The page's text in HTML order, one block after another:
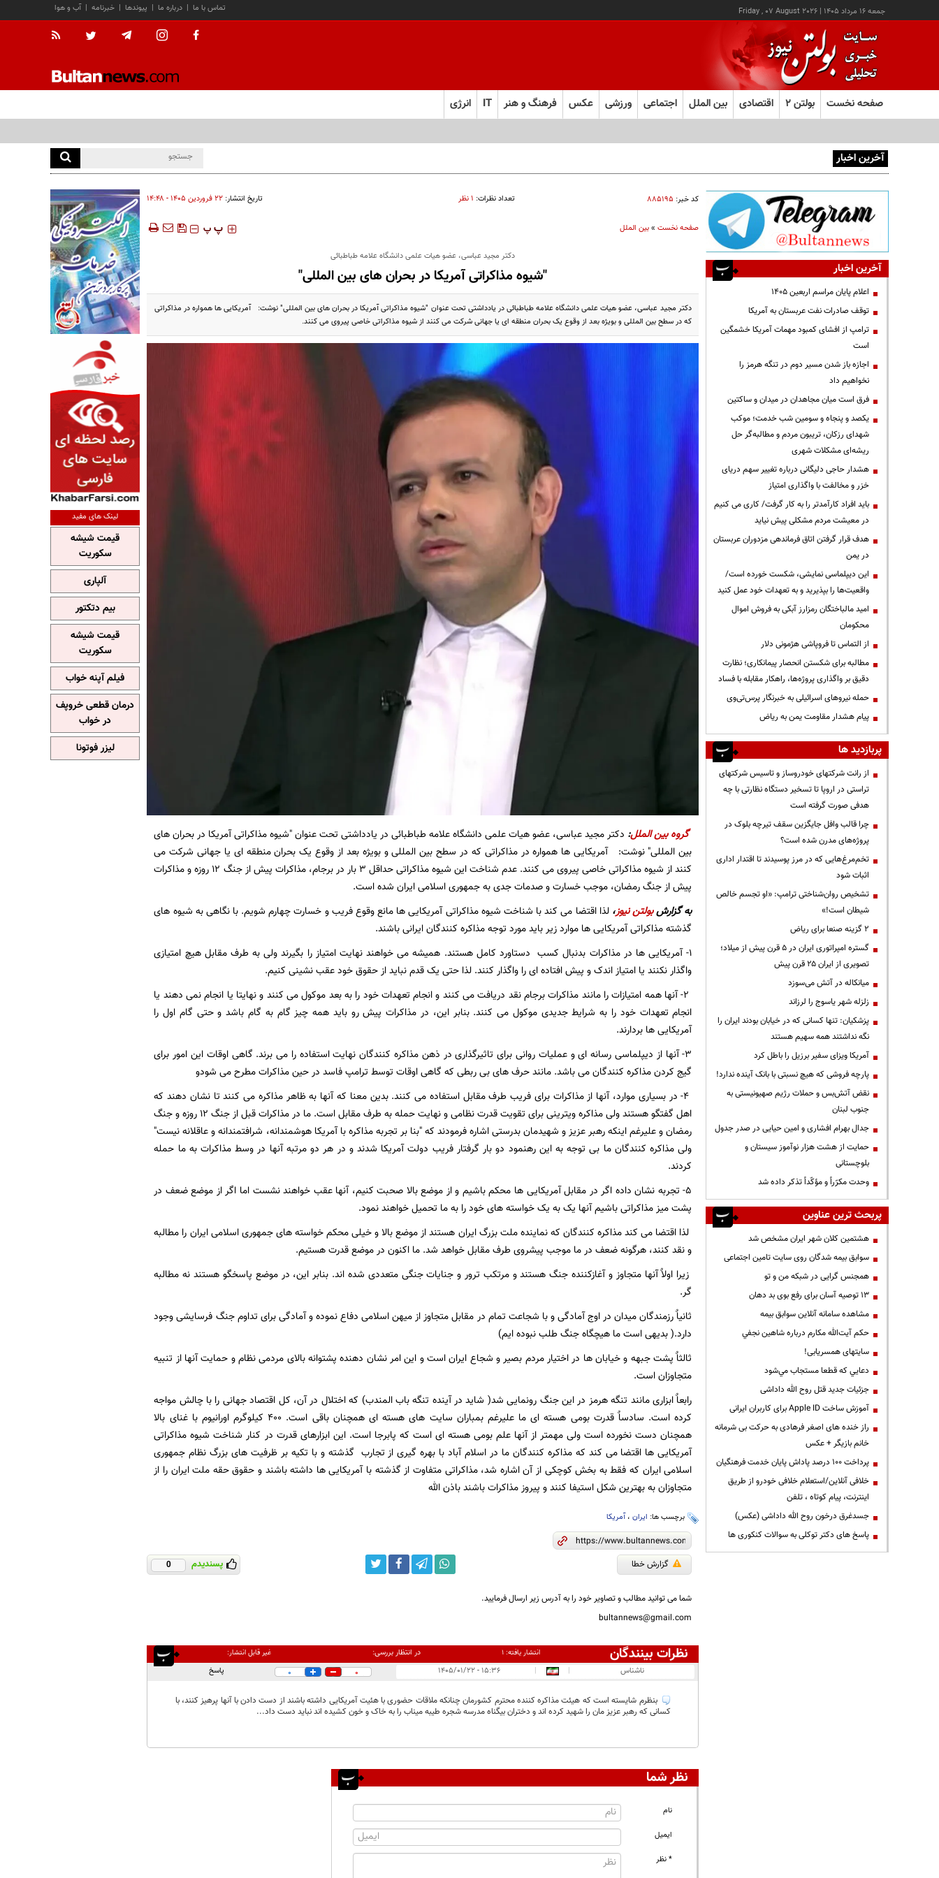
جمعه ۱۶ مرداد ۱۴۰۵ |
Friday , 07 August 2026 آب و هوا | خبرنامه | پیوندها | درباره ما | تماس با ما
صفحه نخست بولتن ۲ اقتصادی بین الملل اجتماعی ورزشی عکس فرهنگ و هنر IT انرژی
آخرین اخبار
کد خبر: ۸۸۵۱۹۵ تعداد نظرات: ۱ نظر تاریخ انتشار: ۲۲ فروردين ۱۴۰۵ - ۱۴:۴۸
صفحه نخست»بین الملل ‍‍‍ پ پ
دکتر مجید عباسی، عضو هیات علمی دانشگاه علامه طباطبائی
"شیوه مذاکراتی آمریکا در بحران های بین المللی"
دکتر مجید عباسی، عضو هیات علمی دانشگاه علامه طباطبائی در یادداشتی تحت عنوان "شیوه مذاکراتی آمریکا در بحران های بین المللی" نوشت: آمریکایی ها همواره در مذاکراتی
که در سطح بین المللی و بویژه بعد از وقوع یک بحران منطقه ای یا جهانی شرکت می کنند از شیوه مذاکراتی خاصی پیروی می کنند.
گروه بین الملل: دکتر مجید عباسی، عضو هیات علمی دانشگاه علامه طباطبائی در یادداشتی تحت عنوان "شیوه مذاکراتی آمریکا در بحران های
بین المللی" نوشت: آمریکایی ها همواره در مذاکراتی که در سطح بین المللی و بویژه بعد از وقوع یک بحران منطقه ای یا جهانی شرکت می
کنند از شیوه مذاکراتی خاصی پیروی می کنند. عدم شناخت این شیوه مذاکراتی حداقل 3 بار در برجام، مذاکرات پیش از جنگ 12 روزه و مذاکرات
پیش از جنگ رمضان، موجب خسارت و صدمات جدی به جمهوری اسلامی ایران شده است.
به گزارشبولتن نیوز، لذا اقتضا می کند با شناخت شیوه مذاکراتی آمریکایی ها مانع وقوع فریب و خسارت چهارم شویم. با نگاهی به شیوه های
گذشته مذاکراتی آمریکایی ها موارد زیر باید مورد توجه مذاکره کنندگان ایرانی باشند.
1- آمریکایی ها در مذاکرات بدنبال کسب دستاورد کامل هستند. همیشه می خواهند نهایت امتیاز را بگیرند ولی به طرف مقابل هیچ امتیازی
واگذار نکنند یا امتیاز اندک و پیش افتاده ای را واگذار کنند. لذا حتی یک قدم نباید از حقوق خود عقب نشینی کنیم.
2- آنها همه امتیازات را مانند مذاکرات برجام نقد دریافت می کنند و انجام تعهدات خود را به بعد موکول می کنند و نهایتا یا انجام نمی دهند یا
انجام تعهدات خود را به شرایط جدیدی موکول می کنند. بنابر این، در مذاکرات پیش رو باید همه چیز گام به گام باشد و حتی گام اول را
آمریکایی ها بردارند.
3- آنها از دیپلماسی رسانه ای و عملیات روانی برای تاثیرگذاری در ذهن مذاکره کنندگان نهایت استفاده را می برند. گاهی اوقات این امور برای
گیج کردن مذاکره کنندگان می باشد. مانند حرف های بی ربطی که گاهی اوقات توسط ترامپ فاسد در حین مذاکرات مطرح می شودو
4- در بسیاری موارد، آنها از مذاکرات برای فریب طرف مقابل استفاده می کنند. بدین معنا که آنها به ظاهر مذاکره می کنند تا نشان دهند که
اهل گفتگو هستند ولی مذاکره ویترینی برای تقویت قدرت نظامی و نهایت حمله به طرف مقابل است. ما در مذاکرات قبل از جنگ 12 روزه و جنگ
رمضان و علیرغم اینکه رهبر عزیز و شهیدمان بدرستی اشاره فرمودند که "بنا بر تجربه مذاکره با آمریکا هوشمندانه، شرافتمندانه و عاقلانه نیست"
ولی مذاکره کنندگان ما بی توجه به این رهنمود دو بار گرفتار فریب دولت آمریکا شدند و در هر دو مرتبه آنها در وسط مذاکرات به ما حمله
کردند.
5- تجربه نشان داده اگر در مقابل آمریکایی ها محکم باشیم و از موضع بالا صحبت کنیم، آنها عقب خواهند نشست اما اگر از موضع ضعف در
پشت میز مذاکراتی باشیم آنها یک به یک خواسته های خود را به ما تحمیل خواهند نمود.
لذا اقتضا می کند مذاکره کنندگان که نماینده ملت بزرگ ایران هستند از موضع بالا و خیلی محکم خواسته های جمهوری اسلامی ایران را مطالبه
و نقد کنند، هرگونه ضعف در ما موجب پیشروی طرف مقابل خواهد شد. ما اکنون در موضع قدرت هستیم.
زیرا اولاٌ آنها متجاوز و آغازکننده جنگ هستند و مرتکب ترور و جنایات جنگی متعددی شده اند. بنابر این، در موضع پاسخگو هستند نه مطالبه
گر.
ثانیاٌ رزمندگان میدان در اوج آمادگی و با شجاعت تمام در مقابل متجاوز از میهن اسلامی دفاع نموده و آمادگی برای تداوم جنگ فرسایشی وجود
دارد.( بدیهی است ما هیچگاه جنگ طلب نبوده ایم)
ثالثاٌ پشت جبهه و خیابان ها در اختیار مردم بصیر و شجاع ایران است و این امر نشان دهنده پشتوانه بالای مردمی نظام و حمایت آنها از تنبیه
متجاوزان است.
رابعاٌ ابزاری مانند تنگه هرمز در این جنگ رونمایی شد( شاید در آینده تنگه باب المندب) که اختلال در آن، کل اقتصاد جهانی را با چالش مواجه
کرده است. سادساٌ قدرت بومی هسته ای ما علیرغم بمباران سایت های هسته ای همچنان باقی است. 400 کیلوگرم اورانیوم با غنای بالا
همچنان دست نخورده است ولی مهمتر از آنها علم بومی هسته ای است که پابرجا است. این ابزارهای قدرت در کنار شناخت شیوه مذاکراتی
آمریکایی ها اقتضا می کند که مذاکره کنندگان ما در اسلام آباد با بهره گیری از تجارب گذشته و با تکیه بر ظرفیت های بزرگ نظام جمهوری
اسلامی ایران که فقط به بخش کوچکی از آن اشاره شد، مذاکراتی متفاوت از گذشته با آمریکایی ها داشته باشند و حقوق حقه ملت ایران را از
متجاوزان به بهترین شکل استیفا کنند و پیروز مذاکرات باشند باذن الله
برچسب ها: ایران،آمریکا
گزارش خطا پسندیدم 0
شما می توانید مطالب و تصاویر خود را به آدرس زیر ارسال فرمایید.
bultannews@gmail.com
نظرات بینندگان انتشار یافته:۱ در انتظار بررسی: غیر قابل انتشار:
ناشناس |
| ۱۵:۳۶ - ۱۴۰۵/۰۱/۲۲ 0
0 پاسخ
بنظرم شایسته است که هيئت مذاکره کننده محترم کشورمان چنانکه ملاقات حضوری با هئیت آمریکایی داشته باشند از دست دادن با آنها پرهیز کنند، با
کسانی که رهبر عزیز مان را شهید کرده اند و دختران بیگناه مدرسه شجره طیبه میناب را به خاک و خون کشیده اند نباید دست داد...
نظر شما
نام
ایمیل
* نظر
آخرین اخبار
اعلام پایان مراسم اربعین ۱۴۰۵
توقف صادرات نفت عربستان به آمریکا
ترامپ از افشای کمبود مهمات آمریکا خشمگین
است
اجازه باز شدن مسیر دوم در تنگه هرمز را
نخواهیم داد
فرق است میان مجاهدان در میدان و ساکتین
یکصد و پنجاه و سومین شب خدمت؛ موکب
شهدای رزکان، تریبون مردم و مطالبه‌گر حل
ریشه‌ای مشکلات شهری
هشدار حاجی دلیگانی درباره تغییر سهم دریای
خزر و مخالفت با واگذاری امتیاز
باید افراد کارآمدتر را به کار گرفت/ کاری می کنیم
در معیشت مردم مشکلی پیش نیاید
هدف قرار گرفتن اتاق‌ فرماندهی مزدوران عربستان
در یمن
این دیپلماسی نمایشی، شکست خورده است/
واقعیت‌ها را بپذیرید و به تعهدات خود عمل کنید
امید مالباختگان رمزارز آبکی به فروش اموال
محکومان
از التماس تا فروپاشی هژمونی دلار
مطالبه برای شکستن انحصار پیمانکاری؛ نظارت
دقیق بر واگذاری پروژه‌ها، راهکار مقابله با فساد
حمله نیروهای اسرائیلی به خبرنگار پرس‌تی‌وی
پیام هشدار مقاومت یمن به ریاض
پربازدید ها
از رانت‌ شرکتهای خودروساز و تاسیس شرکتهای
تراستی در اروپا تا تسخیر دستگاه نظارتی با چه
هدفی صورت گرفته است
چرا قالب وافل جایگزین سقف تیرچه بلوک در
پروژه‌های مدرن شده است؟
تخم‌مرغ‌هایی که در مرز پوسیدند تا اقتدار اداری
اثبات شود
تشخیص روان‌شناختی ترامپ: «او تجسم خالص
شیطان است!»
۲ گزینه صنعا برای ریاض
گستره امپراتوری ایران در ۵ قرن پیش از میلاد؛
تصویری از ایران ۲۵ قرن پیش
میانکاله در آتش می‌سوزد
زلزله شهر یاسوج را لرزاند
پزشکیان: تنها کسانی که در خیابان بودند ایران را
نگه نداشتند همه سهیم هستند
آمریکا ویزای سفیر برزیل را باطل کرد
پارچه فروشی که هیچ نسبتی با بانک آینده ندارد!
نقض آتش‌بس و حملات رژیم صهیونیستی به
جنوب لبنان
جدال بهرام افشاری و امین حیایی در صدر جدول
حمایت از هشت هزار نوآموز سیستان و
بلوچستانی
وحدت مکرّراً و مؤکّداً تذکر داده شد
پربحث ترین عناوین
هشتمین کلان شهر ایران مشخص شد
سوابق بیمه شدگان روی سایت تامین اجتماعی
همجنس گرایی در شبکه من و تو
13 توصیه آسان برای رفع بوی بد دهان
مشاهده سامانه آنلاين سوابق بیمه
حكم آيت‌الله مكارم درباره شاهين نجفي
سایتهای همسریابی!
دعايي كه قطعا مستجاب مي‌شود
جزئیات جدید قتل روح الله داداشی
آموزش ساخت Apple ID برای کاربران ایرانی
راز خنده های اصغر فرهادی به حرکت بی شرمانه
خانم بازیگر + عکس
پرداخت ۱۰۰ درصد پاداش پایان خدمت فرهنگیان
خلافی آنلاین/استعلام خلافی خودرو از طریق
اینترنت، پیام کوتاه ، تلفن
جسدغرق درخون روح الله داداشی (عکس)
پاسخ های دکتر توکلی به سوالات کنکوری ها
لینک های مفید
قیمت شیشه
سکوریت
آلپاری
بیم دتکتور
قیمت شیشه
سکوریت
فیلم آپنه خواب
درمان قطعی خروپف
در خواب
لیزر فوتونا